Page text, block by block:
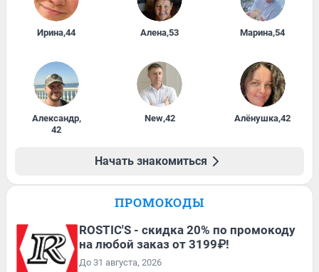
Ирина,44 Алена,53 Марина,54
Александр,
42
New,42 Алёнушка,42
Начать знакомиться
ПРОМОКОДЫ
ROSTIC'S - скидка 20% по промокоду
на любой заказ от 3199₽!
До 31 августа, 2026